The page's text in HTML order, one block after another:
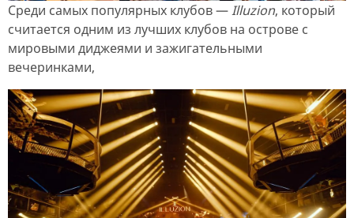
Среди самых популярных клубов —Illuzion, который
считается одним из лучших клубов на острове с
мировыми диджеями и зажигательными
вечеринками,